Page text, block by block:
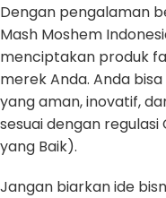
Dengan pengalaman
Mash Moshem
menciptakan produk
merek Anda. Anda
yang aman, inovatif,
sesuai dengan
yang Baik).
Jangan biarkan ide